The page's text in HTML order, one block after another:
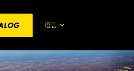
语言